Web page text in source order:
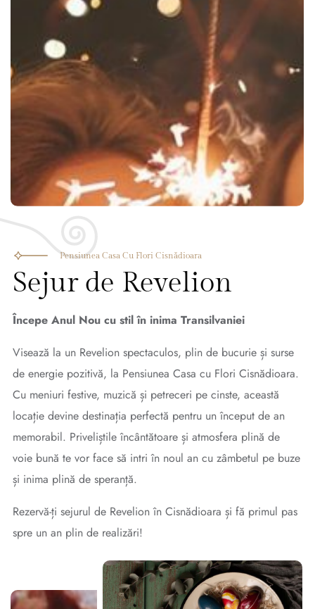
Pensiunea Casa Cu Flori Cisnădioara
Sejur de Revelion
Începe Anul Nou cu stil în inima Transilvaniei
Visează la un Revelion spectaculos, plin de bucurie și surse
de energie pozitivă, la Pensiunea Casa cu Flori Cisnădioara.
Cu meniuri festive, muzică și petreceri pe cinste, această
locație devine destinația perfectă pentru un început de an
memorabil. Priveliștile încântătoare și atmosfera plină de
voie bună te vor face să intri în noul an cu zâmbetul pe buze
și inima plină de speranță.
Rezervă-ți sejurul de Revelion în Cisnădioara și fă primul pas
spre un an plin de realizări!